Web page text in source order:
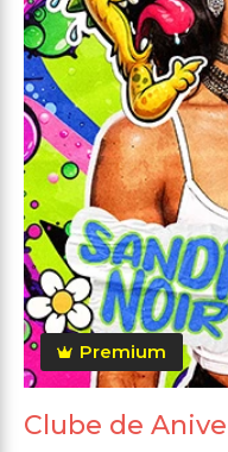
Premium
Clube de